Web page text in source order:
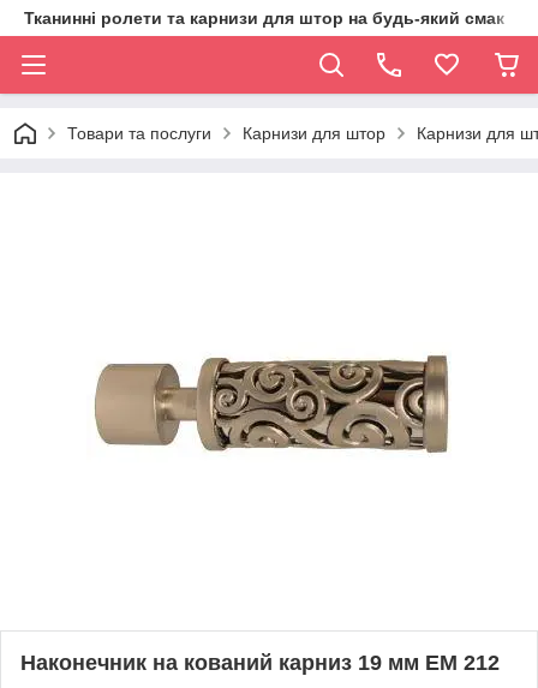
Тканинні ролети та карнизи для штор на будь-який смак
Товари та послуги Карнизи для штор Карнизи для
Наконечник на кований карниз 19 мм ЕМ 212